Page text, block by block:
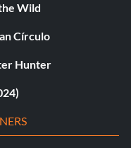
Wild
Círculo
Hunter